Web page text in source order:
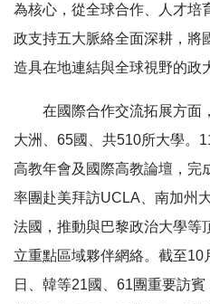
為核心，從全球合作、人才培
政支持五大脈絡全面深耕，將
造具在地連結與全球視野的政
在國際合作交流拓展方面
大洲、65國、共510所大學。
高教年會及國際高教論壇，完
率團赴美拜訪UCLA、南加州
法國，推動與巴黎政治大學等
立重點區域夥伴網絡。截至10
日、韓等21國、61團重要訪